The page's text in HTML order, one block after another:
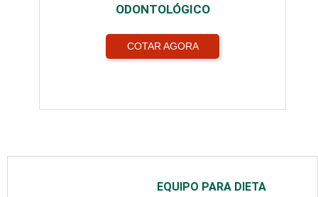
ODONTOLÓGICO
COTAR AGORA
EQUIPO PARA DIETA